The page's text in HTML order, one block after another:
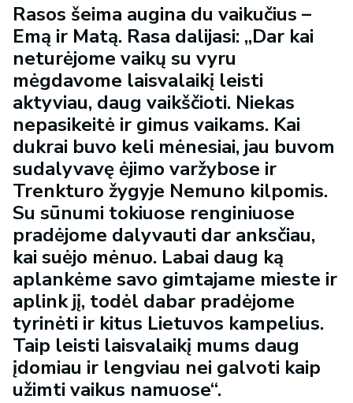
Rasos šeima augina du vaikučius –
Emą ir Matą. Rasa dalijasi: „Dar kai
neturėjome vaikų su vyru
mėgdavome laisvalaikį leisti
aktyviau, daug vaikščioti. Niekas
nepasikeitė ir gimus vaikams. Kai
dukrai buvo keli mėnesiai, jau buvom
sudalyvavę ėjimo varžybose ir
Trenkturo žygyje Nemuno kilpomis.
Su sūnumi tokiuose renginiuose
pradėjome dalyvauti dar anksčiau,
kai suėjo mėnuo. Labai daug ką
aplankėme savo gimtajame mieste ir
aplink jį, todėl dabar pradėjome
tyrinėti ir kitus Lietuvos kampelius.
Taip leisti laisvalaikį mums daug
įdomiau ir lengviau nei galvoti kaip
užimti vaikus namuose“.